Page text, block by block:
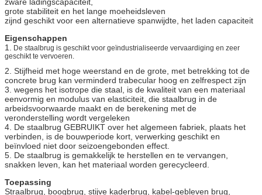
grote stabiliteit en het lange moeheidsleven
zijnd geschikt voor een alternatieve spanwijdte, het laden capaciteit
Eigenschappen
1.
De staalbrug is geschikt voor geïndustrialiseerde vervaardiging en zeer
geschikt te vervoeren.
2. Stijfheid met hoge weerstand en de grote, met betrekking tot de
concrete brug kan verminderd trabecular hoog en zelfrespect zijn
3. wegens het isotrope die staal, is de kwaliteit van een materiaal
eenvormig en modulus van elasticiteit, die staalbrug in de
arbeidsvoorwaarde maakt en de berekening met de
veronderstelling wordt vergeleken
4. De staalbrug GEBRUIKT over het algemeen fabriek, plaats het
verbinden, is de bouwperiode kort, verwerking geschikt en
beïnvloed niet door seizoengebonden effect.
5. De staalbrug is gemakkelijk te herstellen en te vervangen,
snakken leven, kan het materiaal worden gerecycleerd.
Toepassing
Straalbrug, boogbrug, stijve kaderbrug, kabel-gebleven brug,